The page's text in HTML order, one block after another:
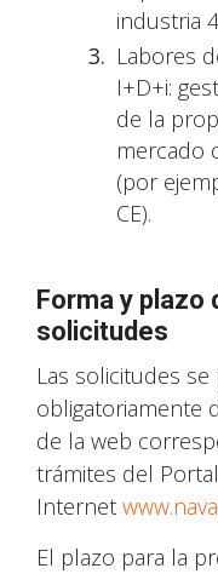
industria
Labores
I+D+i:
de la
mercado
(por
CE).
Forma y plazo
solicitudes
Las solicitudes
obligatoriamente
de la web
trámites del
Internet
El plazo para la